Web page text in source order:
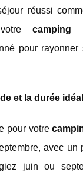
réussi
camping
pour
et la durée
pour votre
avec un
juin ou